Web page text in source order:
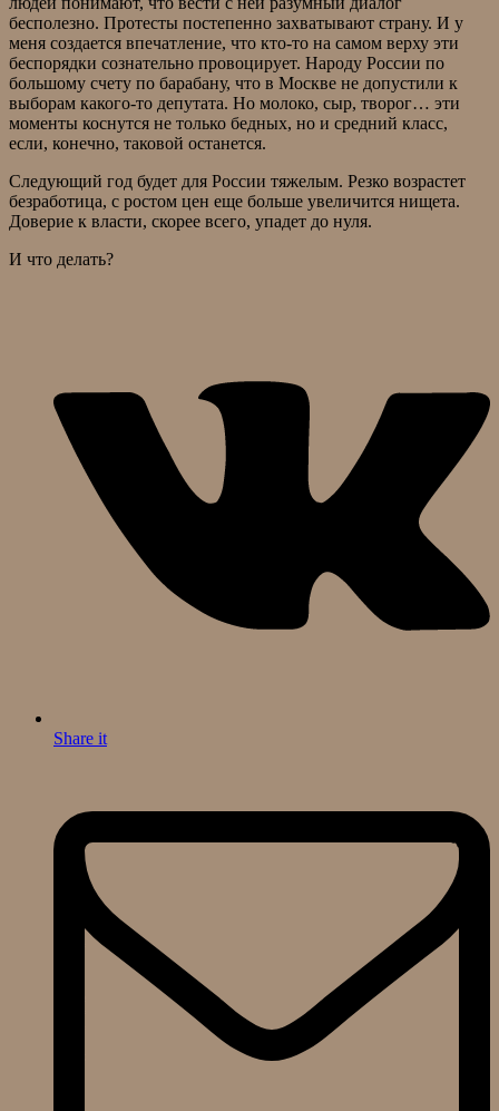
бесполезно. Протесты постепенно захватывают страну. И у
меня создается впечатление, что кто-то на самом верху эти
беспорядки сознательно провоцирует. Народу России по
большому счету по барабану, что в Москве не допустили к
выборам какого-то депутата. Но молоко, сыр, творог… эти
моменты коснутся не только бедных, но и средний класс,
если, конечно, таковой останется.
Следующий год будет для России тяжелым. Резко возрастет
безработица, с ростом цен еще больше увеличится нищета.
Доверие к власти, скорее всего, упадет до нуля.
И что делать?
Share it